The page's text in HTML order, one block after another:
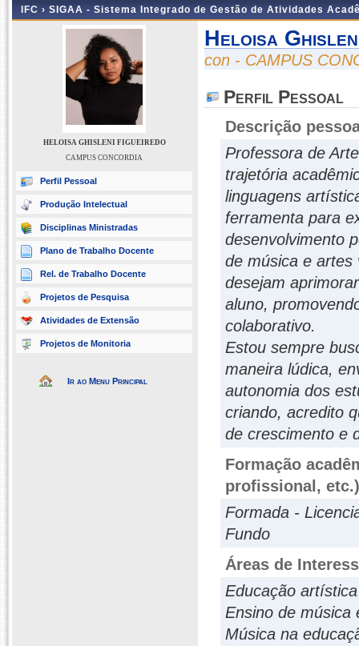
IFC › SIGAA - Sistema Integrado de Gestão de Atividades
HELOISA GHISLENI FIGUEIREDO
CAMPUS CONCORDIA
Perfil Pessoal
Produção Intelectual
Disciplinas Ministradas
Plano de Trabalho Docente
Rel. de Trabalho Docente
Projetos de Pesquisa
Atividades de Extensão
Projetos de Monitoria
Ir ao Menu Principal
Heloisa
con - CAMPUS
Perfil Pessoal
Descrição
Professora de
trajetória
linguagens
ferramenta para
desenvolvimento
de música e artes
desejam
aluno,
colaborativo.
Estou sempre
maneira lúdica,
autonomia dos
criando, acredito
de crescimento e
Formação
profissional, etc.)
Formada -
Fundo
Áreas de
Educação
Ensino de música
Música na